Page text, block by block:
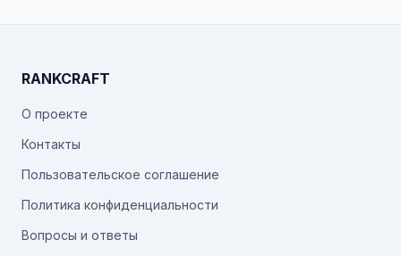
RANKCRAFT
О проекте
Контакты
Пользовательское соглашение
Политика конфиденциальности
Вопросы и ответы